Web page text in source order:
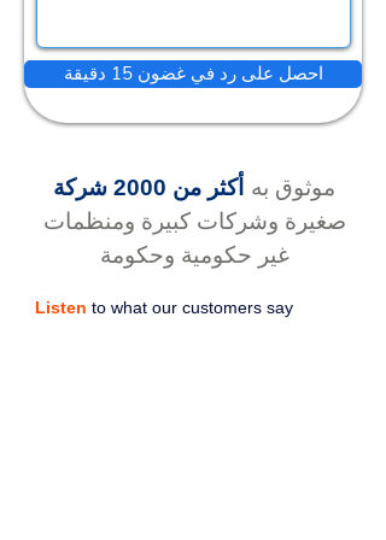
احصل على رد في غضون 15 دقيقة
موثوق به أكثر من 2000 شركة
صغيرة وشركات كبيرة ومنظمات
غير حكومية وحكومة
Listen to what our customers say